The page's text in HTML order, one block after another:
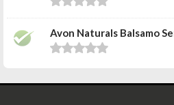
Avon Naturals Balsamo